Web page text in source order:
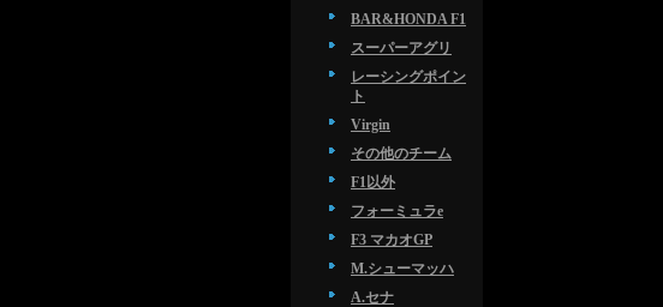
BAR&HONDA F1
スーパーアグリ
レーシングポイン
ト
Virgin
その他のチーム
F1以外
フォーミュラe
F3 マカオGP
M.シューマッハ
A.セナ